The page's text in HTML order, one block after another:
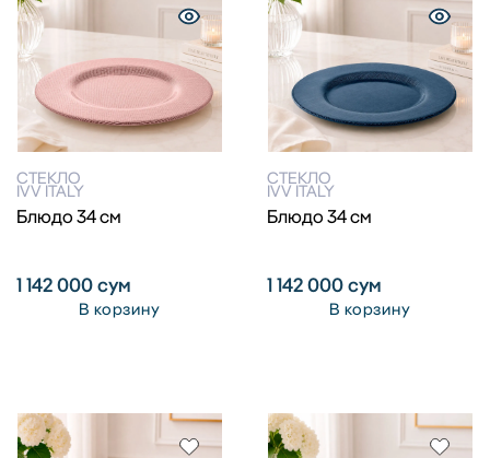
СТЕКЛО
IVV ITALY
Блюдо 34 см
1 142 000сум
В корзину
СТЕКЛО
IVV ITALY
Блюдо 34 см
1 142 000сум
В корзину